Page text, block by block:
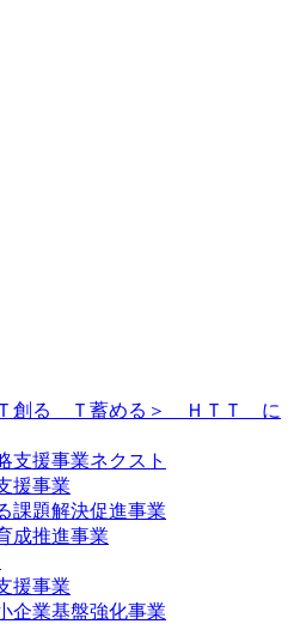
創る Ｔ蓄める＞ ＨＴＴ に
支援事業ネクスト
援事業
課題解決促進事業
成推進事業
援事業
企業基盤強化事業